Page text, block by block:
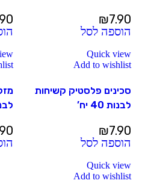
₪7.90
הוספה לסל
Quick view
Add to wishlist
סכינים פלסטיק קשיחות
לבנות 40 יח’
₪7.90
הוספה לסל
Quick view
Add to wishlist